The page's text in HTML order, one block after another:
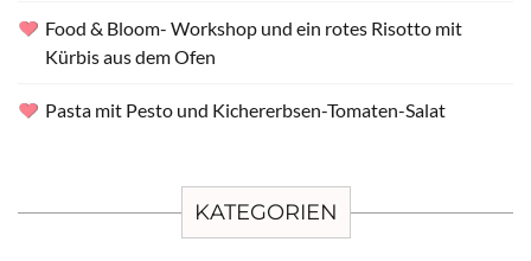
Food & Bloom- Workshop und ein rotes Risotto mit
Kürbis aus dem Ofen
Pasta mit Pesto und Kichererbsen-Tomaten-Salat
KATEGORIEN